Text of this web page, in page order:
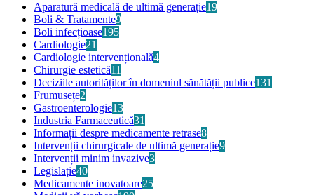
Aparatură medicală de ultimă generație19
Boli & Tratamente9
Boli infecțioase195
Cardiologie21
Cardiologie intervențională4
Chirurgie estetică11
Deciziile autorităților în domeniul sănătății publice131
Frumusețe2
Gastroenterologie13
Industria Farmaceutică31
Informații despre medicamente retrase8
Intervenții chirurgicale de ultimă generație9
Intervenții minim invazive3
Legislație40
Medicamente inovatoare25